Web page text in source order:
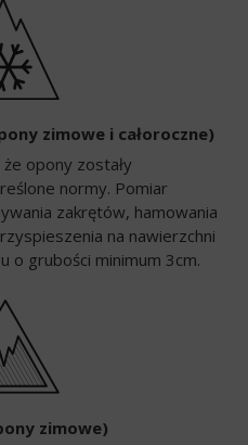
zimowe i całoroczne)
opony zostały
normy. Pomiar
zakrętów, hamowania
na nawierzchni
o grubości minimum 3cm.
zimowe)